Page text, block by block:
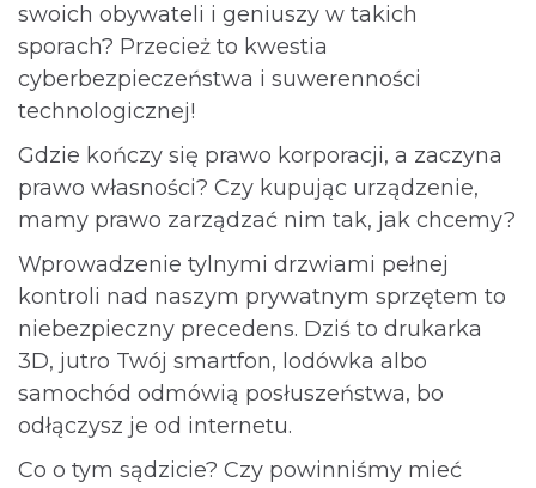
swoich obywateli i geniuszy w takich
sporach? Przecież to kwestia
cyberbezpieczeństwa i suwerenności
technologicznej!
Gdzie kończy się prawo korporacji, a zaczyna
prawo własności? Czy kupując urządzenie,
mamy prawo zarządzać nim tak, jak chcemy?
Wprowadzenie tylnymi drzwiami pełnej
kontroli nad naszym prywatnym sprzętem to
niebezpieczny precedens. Dziś to drukarka
3D, jutro Twój smartfon, lodówka albo
samochód odmówią posłuszeństwa, bo
odłączysz je od internetu.
Co o tym sądzicie? Czy powinniśmy mieć